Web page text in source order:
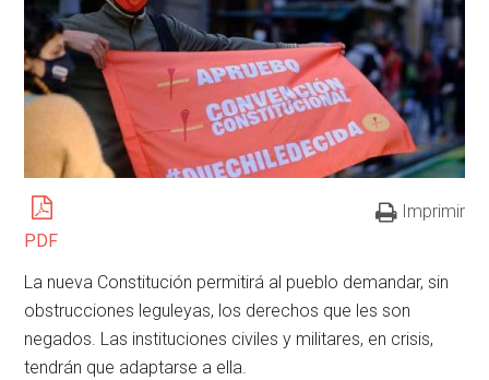
PDF
Imprimir
La nueva Constitución permitirá al pueblo demandar, sin
obstrucciones leguleyas, los derechos que les son
negados. Las instituciones civiles y militares, en crisis,
tendrán que adaptarse a ella.